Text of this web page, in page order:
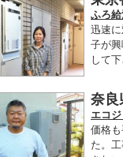
ふろ
迅速
子が
して
奈良
エコ
価格
た。